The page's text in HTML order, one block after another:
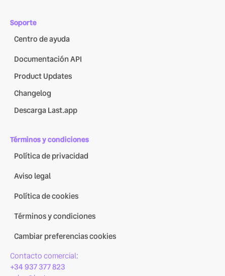
Soporte
Centro de ayuda
Documentación API
Product Updates
Changelog
Descarga Last.app
Términos y condiciones
Política de privacidad
Aviso legal
Política de cookies
Términos y condiciones
Cambiar preferencias cookies
Contacto comercial:
+34 937 377 823